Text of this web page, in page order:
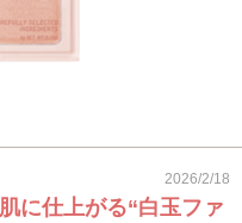
2026/2/18
に仕上がる“白玉ファ